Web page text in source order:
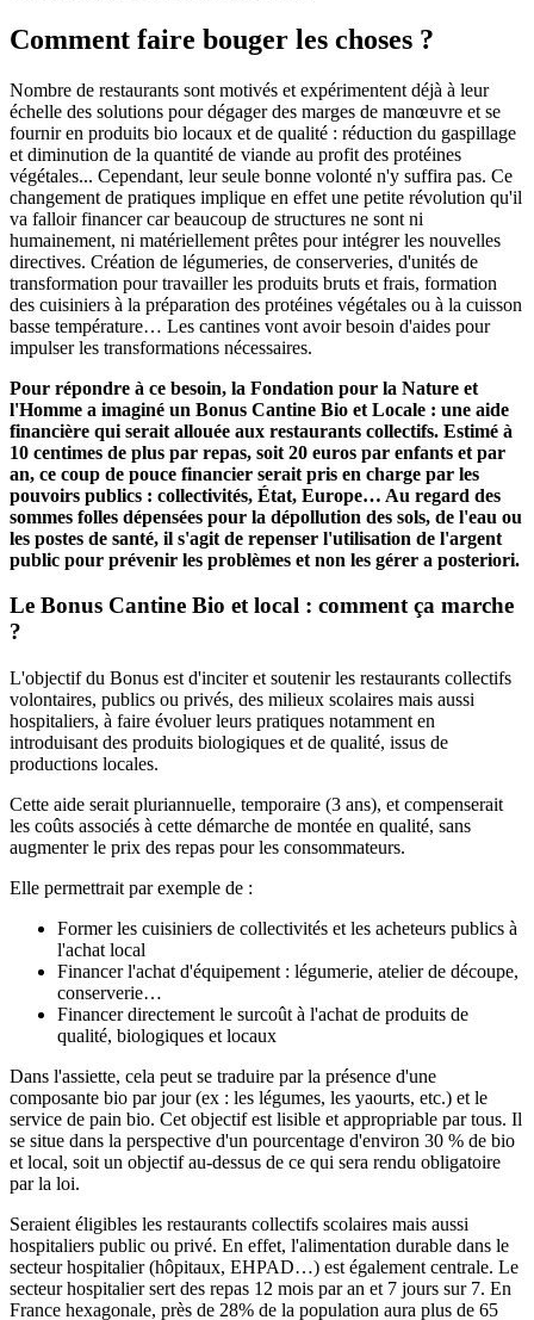
Comment faire bouger les choses ?
Nombre de restaurants sont motivés et expérimentent déjà à leur
échelle des solutions pour dégager des marges de manœuvre et se
fournir en produits bio locaux et de qualité : réduction du gaspillage
et diminution de la quantité de viande au profit des protéines
végétales... Cependant, leur seule bonne volonté n'y suffira pas. Ce
changement de pratiques implique en effet une petite révolution qu'il
va falloir financer car beaucoup de structures ne sont ni
humainement, ni matériellement prêtes pour intégrer les nouvelles
directives. Création de légumeries, de conserveries, d'unités de
transformation pour travailler les produits bruts et frais, formation
des cuisiniers à la préparation des protéines végétales ou à la cuisson
basse température… Les cantines vont avoir besoin d'aides pour
impulser les transformations nécessaires.
Pour répondre à ce besoin, la Fondation pour la Nature et
l'Homme a imaginé un Bonus Cantine Bio et Locale : une aide
financière qui serait allouée aux restaurants collectifs. Estimé à
10 centimes de plus par repas, soit 20 euros par enfants et par
an, ce coup de pouce financier serait pris en charge par les
pouvoirs publics : collectivités, État, Europe… Au regard des
sommes folles dépensées pour la dépollution des sols, de l'eau ou
les postes de santé, il s'agit de repenser l'utilisation de l'argent
public pour prévenir les problèmes et non les gérer a posteriori.
Le Bonus Cantine Bio et local : comment ça marche
?
L'objectif du Bonus est d'inciter et soutenir les restaurants collectifs
volontaires, publics ou privés, des milieux scolaires mais aussi
hospitaliers, à faire évoluer leurs pratiques notamment en
introduisant des produits biologiques et de qualité, issus de
productions locales.
Cette aide serait pluriannuelle, temporaire (3 ans), et compenserait
les coûts associés à cette démarche de montée en qualité, sans
augmenter le prix des repas pour les consommateurs.
Elle permettrait par exemple de :
Former les cuisiniers de collectivités et les acheteurs publics à
l'achat local
Financer l'achat d'équipement : légumerie, atelier de découpe,
conserverie…
Financer directement le surcoût à l'achat de produits de
qualité, biologiques et locaux
Dans l'assiette, cela peut se traduire par la présence d'une
composante bio par jour (ex : les légumes, les yaourts, etc.) et le
service de pain bio. Cet objectif est lisible et appropriable par tous. Il
se situe dans la perspective d'un pourcentage d'environ 30 % de bio
et local, soit un objectif au-dessus de ce qui sera rendu obligatoire
par la loi.
Seraient éligibles les restaurants collectifs scolaires mais aussi
hospitaliers public ou privé. En effet, l'alimentation durable dans le
secteur hospitalier (hôpitaux, EHPAD…) est également centrale. Le
secteur hospitalier sert des repas 12 mois par an et 7 jours sur 7. En
France hexagonale, près de 28% de la population aura plus de 65